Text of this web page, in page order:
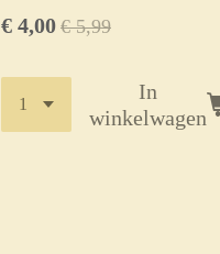
€ 4,00 € 5,99
In
winkelwagen